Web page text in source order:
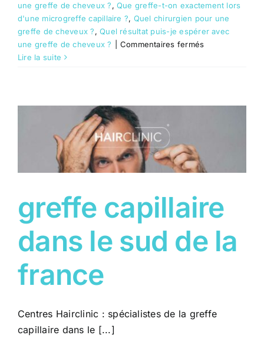
une greffe de cheveux ?,Que greffe-t-on exactement lors
d'une microgreffe capillaire ?, Quel chirurgien pour une
greffe de cheveux ?,Quel résultat puis-je espérer avec
une greffe de cheveux ?
Commentaires ferméssur
Lire la suite
greffe capillaire
dans le sud de la
france
Centres Hairclinic : spécialistes de la greffe
capillaire dans le [...]